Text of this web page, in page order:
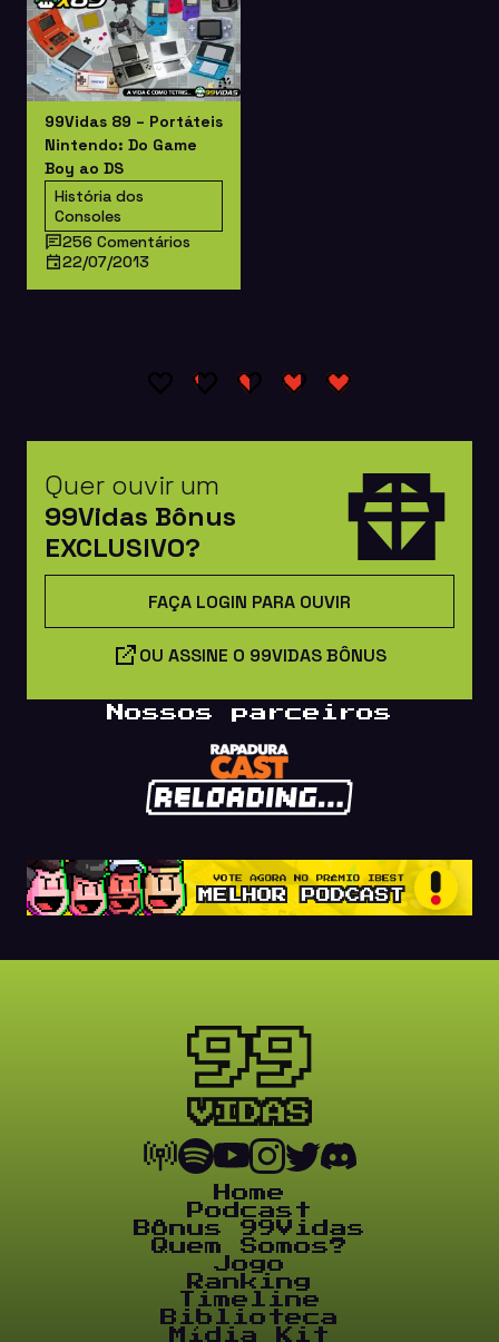
99Vidas 89 – Portáteis
Nintendo: Do Game
Boy ao DS
História dos
Consoles
256 Comentários
22/07/2013
Quer ouvir um
99Vidas Bônus
EXCLUSIVO?
FAÇA LOGIN PARA OUVIR
OU ASSINE O 99VIDAS BÔNUS
Nossos parceiros
Home
Podcast
Bônus 99Vidas
Quem Somos?
Jogo
Ranking
Timeline
Biblioteca
Mídia Kit